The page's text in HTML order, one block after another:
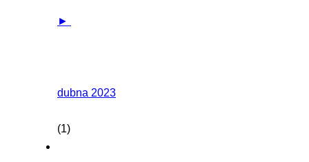
►
dubna 2023
(1)